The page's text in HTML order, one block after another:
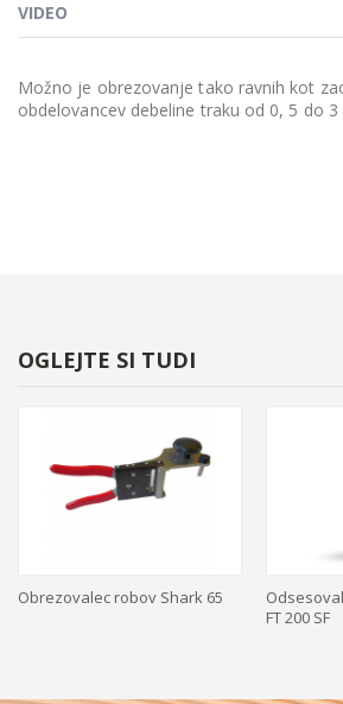
VIDEO
Možno je obrezovanje tako ravnih kot
obdelovancev debeline traku od 0, 5 do 3
OGLEJTE SI TUDI
Obrezovalec robov Shark 65
FT 200 SF